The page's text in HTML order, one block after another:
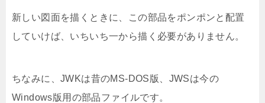
新しい図面を描くときに、この部品をポンポンと配置
していけば、いちいち一から描く必要がありません。
ちなみに、JWKは昔のMS-DOS版、JWSは今の
Windows版用の部品ファイルです。